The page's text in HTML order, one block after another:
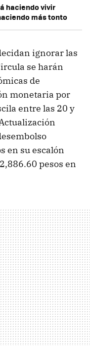
haciendo vivir
más tonto
ignorar las
se harán
de
monetaria por
entre las 20 y
en su escalón
pesos en